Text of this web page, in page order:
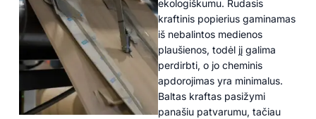
ekologiškumu. Rudasis
kraftinis popierius gaminamas
iš nebalintos medienos
plaušienos, todėl jį galima
perdirbti, o jo cheminis
apdorojimas yra minimalus.
Baltas kraftas pasižymi
panašiu patvarumu, tačiau